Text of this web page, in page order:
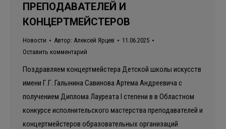
ПРЕПОДАВАТЕЛЕЙ И
КОНЦЕРТМЕЙСТЕРОВ
Новости Автор: Алексей Ярцев
11.06.2025
Оставить комментарий
Поздравляем концертмейстера Детской школы искусств
имени Г.Г. Галынина Савинова Артема Андреевича с
получением Диплома Лауреата I степени в в Областном
конкурсе исполнительского мастерства преподавателей и
концертмейстеров образовательных организаций